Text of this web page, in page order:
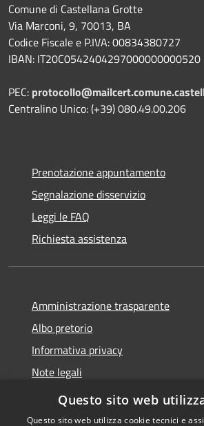
Comune di Castellana Grotte
Via Marconi, 9, 70013, BA
Codice Fiscale e P.IVA: 00834380727
IBAN: IT20C0542404297000000000520
PEC:
Centralino Unico: (+39) 080.49.00.206
Prenotazione appuntamento
Segnalazione disservizio
Leggi le FAQ
Richiesta assistenza
Amministrazione trasparente
Albo pretorio
Informativa privacy
Note legali
Dichiarazione di accessibilità
Questo sito web
Questo sito web utilizza cookie tecnici e